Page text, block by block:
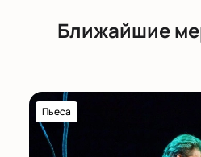
Ближайшие
Пьеса